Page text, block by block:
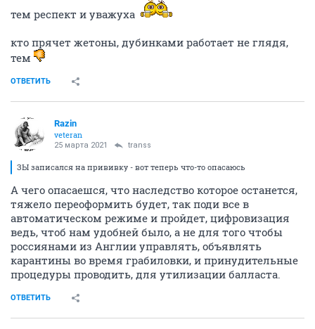
тем респект и уважуха
кто прячет жетоны, дубинками работает не глядя,
тем
ОТВЕТИТЬ
Razin
veteran
25 марта 2021 transs
ЗЫ записался на прививку - вот теперь что-то опасаюсь
А чего опасаешся, что наследство которое останется,
тяжело переоформить будет, так поди все в
автоматическом режиме и пройдет, цифровизация
ведь, чтоб нам удобней было, а не для того чтобы
россиянами из Англии управлять, объявлять
карантины во время грабиловки, и принудительные
процедуры проводить, для утилизации балласта.
ОТВЕТИТЬ